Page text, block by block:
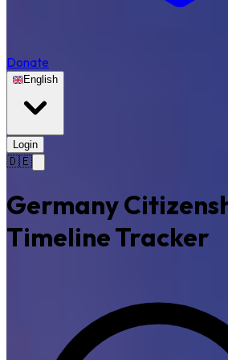
Donate
English
Login
🇩🇪
Germany
Timeline Tracker